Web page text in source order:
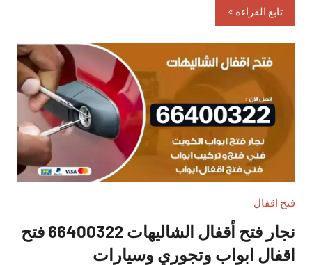
تابع القراءة
فتح اقفال
نجار فتح أقفال الشاليهات 66400322 فتح
اقفال ابواب وتجوري وسيارات